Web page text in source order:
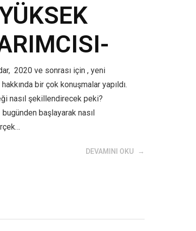
2020 ve sonrası için , yeni
bir çok konuşmalar yapıldı.
nasıl şekillendirecek peki?
başlayarak nasıl
DEVAMINI OKU